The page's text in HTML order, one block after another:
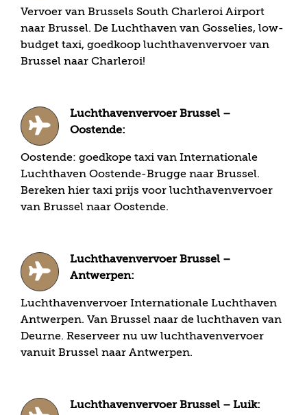
Vervoer van Brussels South Charleroi Airport
naar Brussel. De Luchthaven van Gosselies, low-
budget taxi, goedkoop luchthavenvervoer van
Brussel naar Charleroi!
Luchthavenvervoer Brussel –
Oostende:
Oostende: goedkope taxi van Internationale
Luchthaven Oostende-Brugge naar Brussel.
Bereken hier taxi prijs voor luchthavenvervoer
van Brussel naar Oostende.
Luchthavenvervoer Brussel –
Antwerpen:
Luchthavenvervoer Internationale Luchthaven
Antwerpen. Van Brussel naar de luchthaven van
Deurne. Reserveer nu uw luchthavenvervoer
vanuit Brussel naar Antwerpen.
Luchthavenvervoer Brussel – Luik: